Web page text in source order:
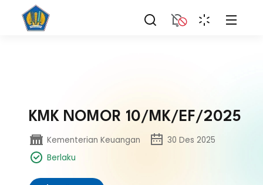
KMK NOMOR 10/MK/EF/2025
Kementerian Keuangan
30 Des 2025
Berlaku